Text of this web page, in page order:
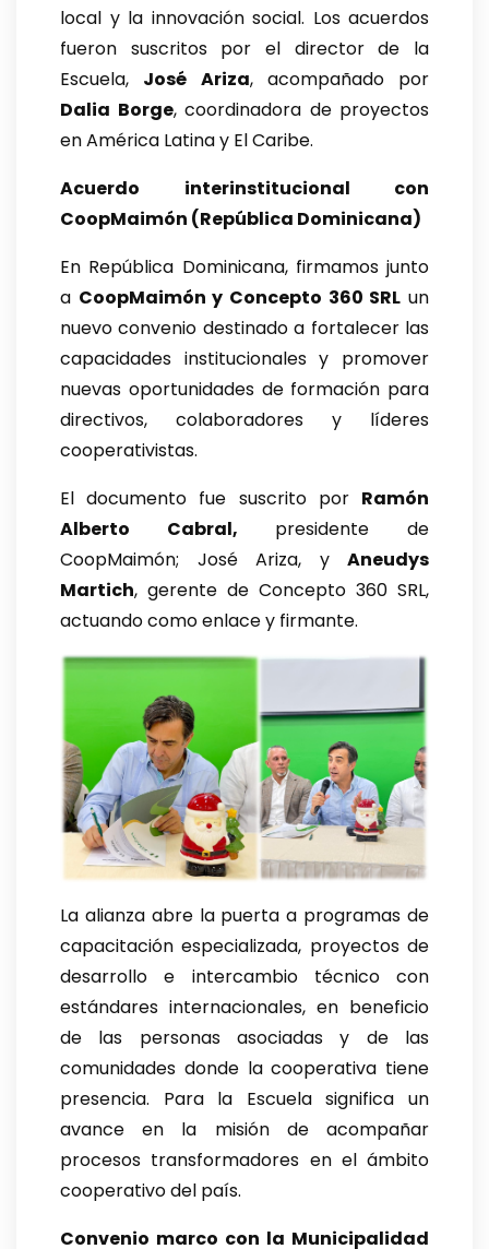
local y la innovación social. Los acuerdos
fueron suscritos por el director de la
Escuela, José Ariza, acompañado por
Dalia Borge, coordinadora de proyectos
en América Latina y El Caribe.
Acuerdo interinstitucional con
CoopMaimón (República Dominicana)
En República Dominicana, firmamos junto
a CoopMaimón y Concepto 360 SRL un
nuevo convenio destinado a fortalecer las
capacidades institucionales y promover
nuevas oportunidades de formación para
directivos, colaboradores y líderes
cooperativistas.
El documento fue suscrito por Ramón
Alberto Cabral, presidente de
CoopMaimón; José Ariza, y Aneudys
Martich, gerente de Concepto 360 SRL,
actuando como enlace y firmante.
La alianza abre la puerta a programas de
capacitación especializada, proyectos de
desarrollo e intercambio técnico con
estándares internacionales, en beneficio
de las personas asociadas y de las
comunidades donde la cooperativa tiene
presencia. Para la Escuela significa un
avance en la misión de acompañar
procesos transformadores en el ámbito
cooperativo del país.
Convenio marco con la Municipalidad